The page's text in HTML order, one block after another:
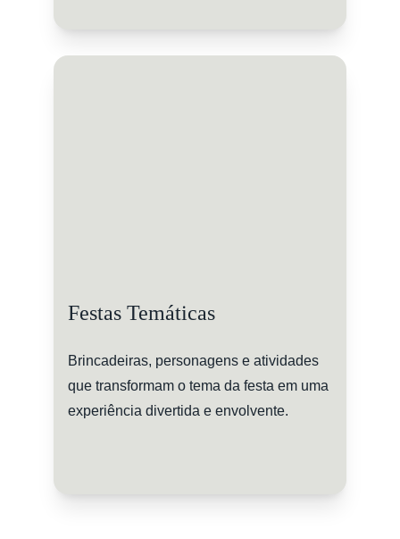
Brincadeiras, personagens e atividades
que transformam o tema da festa em uma
experiência divertida e envolvente.
Festas Temáticas